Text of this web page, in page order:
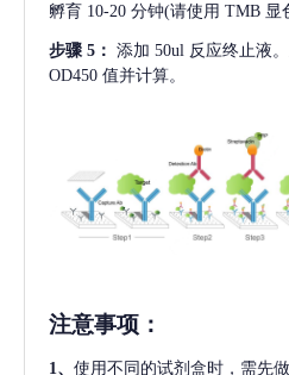
孵育 10-20 分钟(请使用 TMB 显
步骤 5： 添加 50ul 反应终止液
OD450 值并计算。
注意事项 ：
1、 使用不同的试剂盒时，需先